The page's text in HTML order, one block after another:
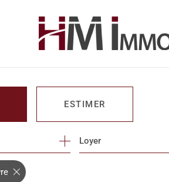
ESTIMER
Loyer